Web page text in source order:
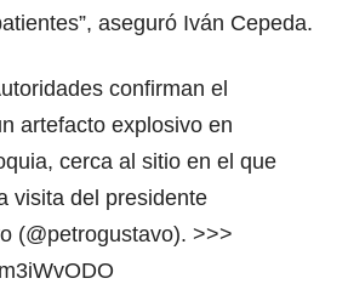
aseguró Iván Cepeda.
confirman el
artefacto explosivo en
cerca al sitio en el que
visita del presidente
(@petrogustavo). >>>